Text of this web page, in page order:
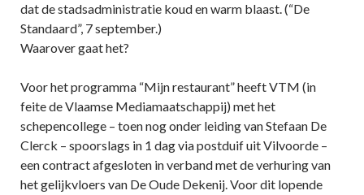
dat de stadsadministratie koud en warm blaast. (“De
Standaard”, 7 september.)
Waarover gaat het?
Voor het programma “Mijn restaurant” heeft VTM (in
feite de Vlaamse Mediamaatschappij) met het
schepencollege – toen nog onder leiding van Stefaan De
Clerck – spoorslags in 1 dag via postduif uit Vilvoorde –
een contract afgesloten in verband met de verhuring van
het gelijkvloers van De Oude Dekenij. Voor dit lopende